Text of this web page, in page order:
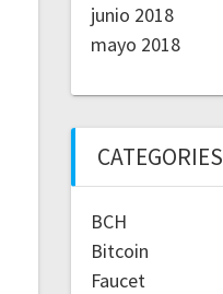
junio 2018
mayo 2018
CATEGORIES
BCH
Bitcoin
Faucet